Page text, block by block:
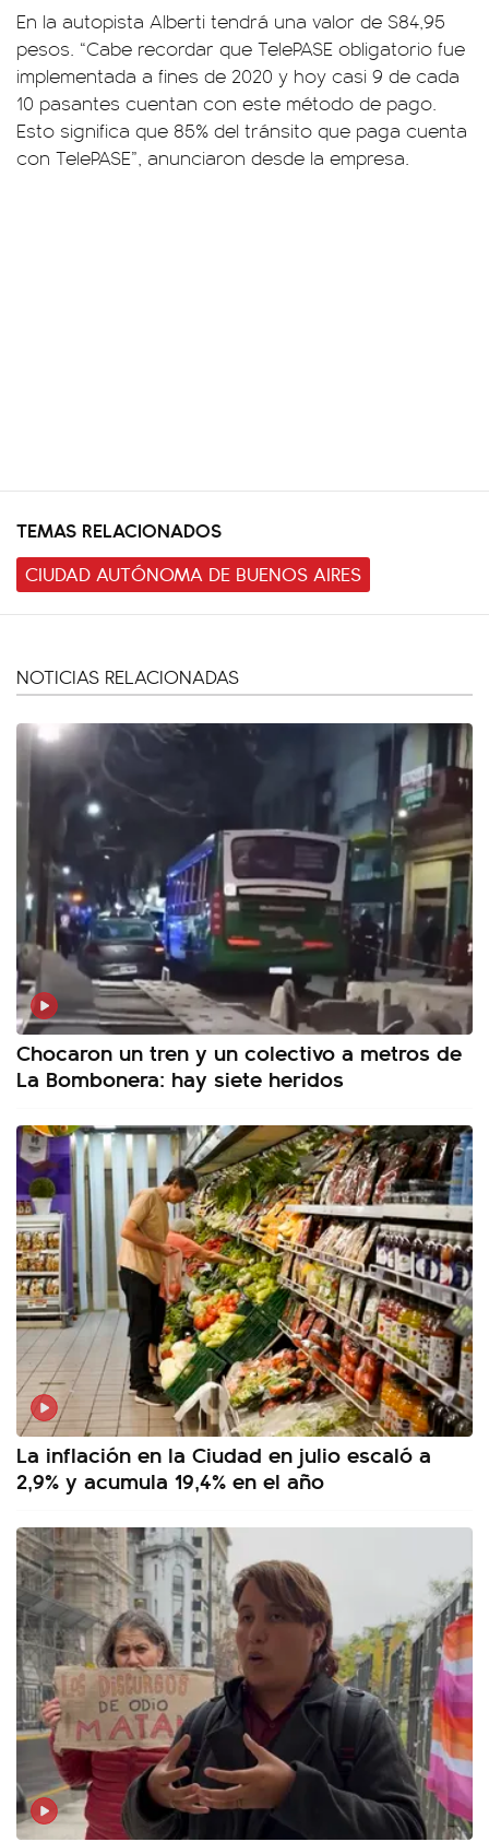
En la autopista Alberti tendrá una valor de $84,95
pesos. “Cabe recordar que TelePASE obligatorio fue
implementada a fines de 2020 y hoy casi 9 de cada
10 pasantes cuentan con este método de pago.
Esto significa que 85% del tránsito que paga cuenta
con TelePASE”, anunciaron desde la empresa.
TEMAS RELACIONADOS
CIUDAD AUTÓNOMA DE BUENOS AIRES
NOTICIAS RELACIONADAS
Chocaron un tren y un colectivo a metros de
La Bombonera: hay siete heridos
La inflación en la Ciudad en julio escaló a
2,9% y acumula 19,4% en el año